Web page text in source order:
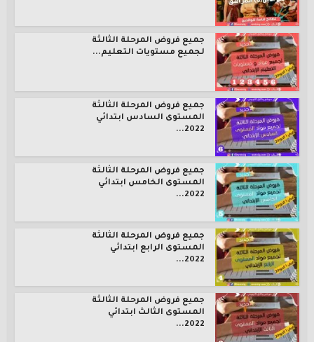
جميع فروض المرحلة الثالثة
لجميع مستويات التعليم...
جميع فروض المرحلة الثالثة
المستوى السادس ابتدائي
2022...
جميع فروض المرحلة الثالثة
المستوى الخامس ابتدائي
2022...
جميع فروض المرحلة الثالثة
المستوى الرابع ابتدائي
2022...
جميع فروض المرحلة الثالثة
المستوى الثالث ابتدائي
2022...